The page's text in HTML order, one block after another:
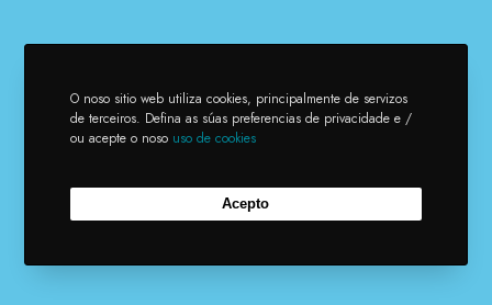
O noso sitio web utiliza cookies, principalmente de servizos
de terceiros. Defina as súas preferencias de privacidade e /
ou acepte o noso uso de cookies
Acepto